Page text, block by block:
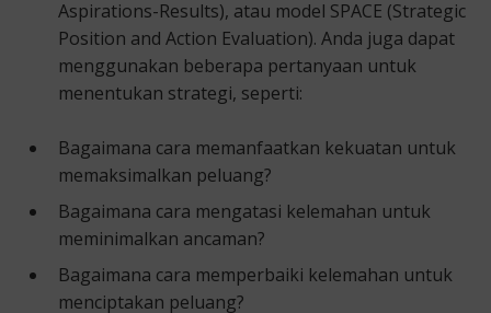
Aspirations-Results), atau model SPACE (Strategic
Position and Action Evaluation). Anda juga dapat
menggunakan beberapa pertanyaan untuk
menentukan strategi, seperti:
Bagaimana cara memanfaatkan kekuatan untuk
memaksimalkan peluang?
Bagaimana cara mengatasi kelemahan untuk
meminimalkan ancaman?
Bagaimana cara memperbaiki kelemahan untuk
menciptakan peluang?